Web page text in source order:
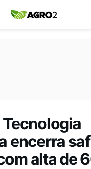
encerra
alta de